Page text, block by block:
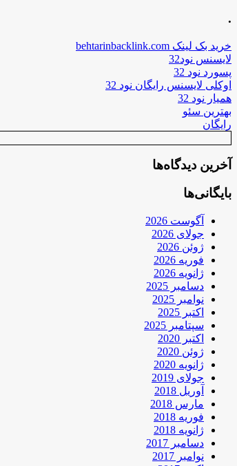
.
خرید بک لینک behtarinbacklink.com
لایسنس نود32
پسورد نود 32
اوکلی لایسنس رایگان نود 32
همیار نود 32
بهترین سئو
رایگان
آخرین دیدگاه‌ها
بایگانی‌ها
آگوست 2026
جولای 2026
ژوئن 2026
فوریه 2026
ژانویه 2026
دسامبر 2025
نوامبر 2025
اکتبر 2025
سپتامبر 2025
اکتبر 2020
ژوئن 2020
ژانویه 2020
جولای 2019
آوریل 2018
مارس 2018
فوریه 2018
ژانویه 2018
دسامبر 2017
نوامبر 2017